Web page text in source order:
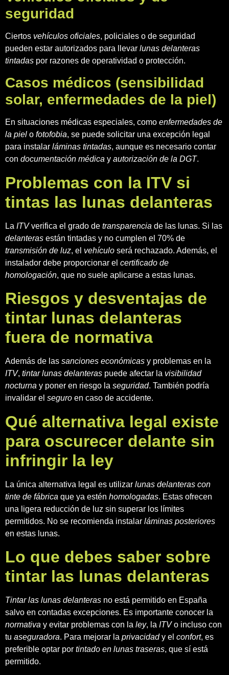
seguridad
Ciertos vehículos oficiales, policiales o de seguridad
pueden estar autorizados para llevar lunas delanteras
tintadas por razones de operatividad o protección.
Casos médicos (sensibilidad
solar, enfermedades de la piel)
En situaciones médicas especiales, como enfermedades de
la piel o fotofobia, se puede solicitar una excepción legal
para instalar láminas tintadas, aunque es necesario contar
con documentación médica y autorización de la DGT.
Problemas con la ITV si
tintas las lunas delanteras
La ITVverifica el grado de transparencia de las lunas. Si las
delanteras están tintadas y no cumplen el 70% de
transmisión de luz, el vehículo será rechazado. Además, el
instalador debe proporcionar el certificado de
homologación, que no suele aplicarse a estas lunas.
Riesgos y desventajas de
tintar lunas delanteras
fuera de normativa
Además de las sanciones económicas y problemas en la
ITV, tintar lunas delanteras puede afectar la visibilidad
nocturna y poner en riesgo la seguridad. También podría
invalidar el seguro en caso de accidente.
Qué alternativa legal existe
para oscurecer delante sin
infringir la ley
La única alternativa legal es utilizar lunas delanteras con
tinte de fábrica que ya estén homologadas. Estas ofrecen
una ligera reducción de luz sin superar los límites
permitidos. No se recomienda instalar láminas posteriores
en estas lunas.
Lo que debes saber sobre
tintar las lunas delanteras
Tintar las lunas delanteras no está permitido en España
salvo en contadas excepciones. Es importante conocer la
normativa y evitar problemas con la ley, la ITVo incluso con
tu aseguradora. Para mejorar la privacidady el confort, es
preferible optar por tintado en lunas traseras, que sí está
permitido.